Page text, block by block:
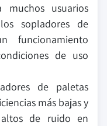
muchos usuarios
sopladores de
funcionamiento
de uso
de paletas
más bajas y
de ruido en